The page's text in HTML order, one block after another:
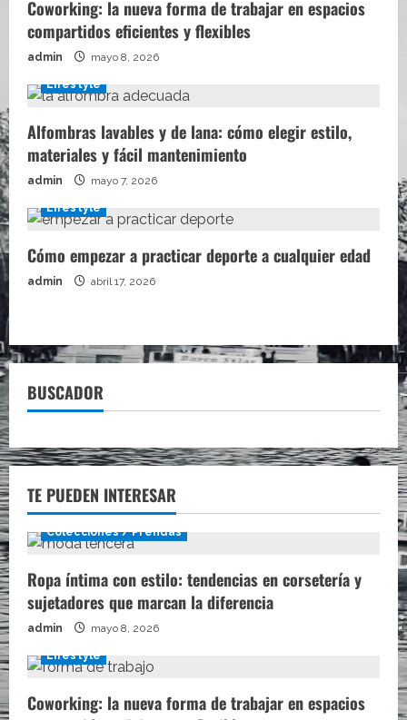
Coworking: la nueva forma de trabajar en espacios
compartidos eficientes y flexibles
admin mayo 8, 2026
Lifestyle
Alfombras lavables y de lana: cómo elegir estilo,
materiales y fácil mantenimiento
admin mayo 7, 2026
Lifestyle
Cómo empezar a practicar deporte a cualquier edad
admin abril 17, 2026
BUSCADOR
TE PUEDEN INTERESAR
Colecciones / Prendas
Ropa íntima con estilo: tendencias en corsetería y
sujetadores que marcan la diferencia
admin mayo 8, 2026
Lifestyle
Coworking: la nueva forma de trabajar en espacios